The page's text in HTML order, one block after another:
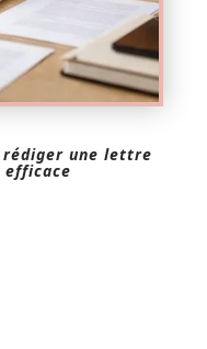
une lettre
efficace